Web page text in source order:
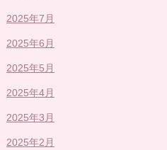
2025年7月
2025年6月
2025年5月
2025年4月
2025年3月
2025年2月